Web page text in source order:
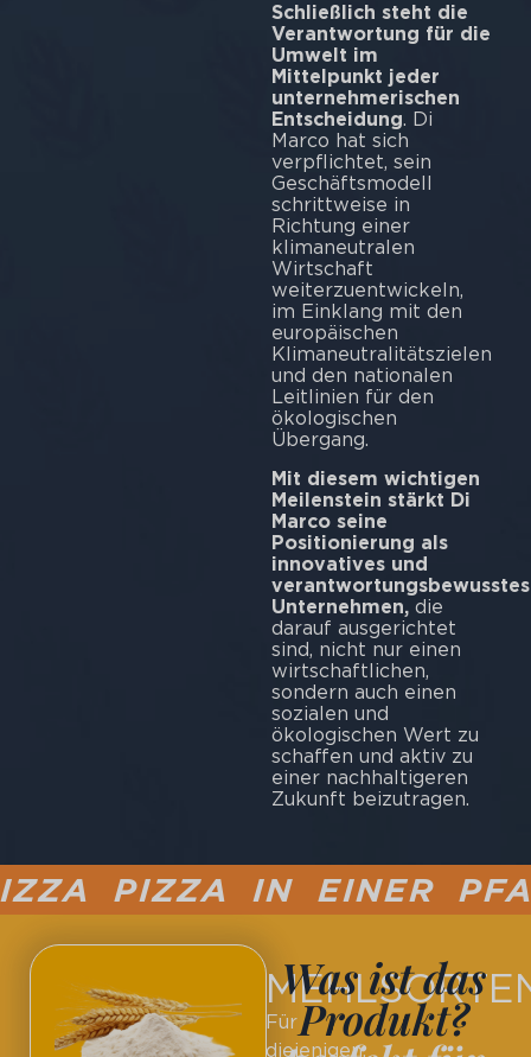
Schließlich steht die
Verantwortung für die
Umwelt im
Mittelpunkt jeder
unternehmerischen
Entscheidung. Di
Marco hat sich
verpflichtet, sein
Geschäftsmodell
schrittweise in
Richtung einer
klimaneutralen
Wirtschaft
weiterzuentwickeln,
im Einklang mit den
europäischen
Klimaneutralitätszielen
und den nationalen
Leitlinien für den
ökologischen
Übergang.
Mit diesem wichtigen
Meilenstein stärkt Di
Marco seine
Positionierung als
innovatives und
verantwortungsbewusstes
Unternehmen,die
darauf ausgerichtet
sind, nicht nur einen
wirtschaftlichen,
sondern auch einen
sozialen und
ökologischen Wert zu
schaffen und aktiv zu
einer nachhaltigeren
Zukunft beizutragen.
PIZZA IN EINER
Für
diejenigen,
Was ist das
Produkt?